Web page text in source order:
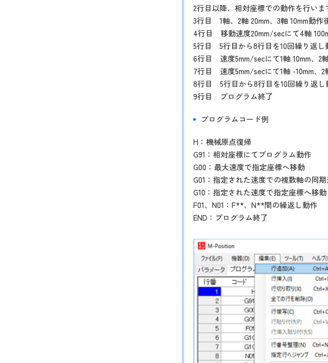
2行目以降、相対座標での動作を行いま
3行目 1軸、2軸 20mm、3軸 10mm動作
4行目 移動速度20mm/secにて4軸
5行目 5行目から8行目を10回繰り返し
6行目 速度5mm/secにて1軸 10mm、2軸
7行目 速度5mm/secにて1軸 -10mm、2
8行目 5行目から8行目を10回繰り返し
9行目 プログラム終了
プログラムコード例
H：機械原点復帰
G91：相対座標にてプログラム動作
G00：最大速度で指定座標へ移動
G01：指定された速度での複数軸の同
G10：指定された速度で指定座標へ移動
F01、N01：F**、N**間の繰返し動作
END：プログラム終了